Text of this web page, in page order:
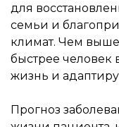
для
семьи и
климат. Чем
быстрее человек
жизнь и
Прогноз